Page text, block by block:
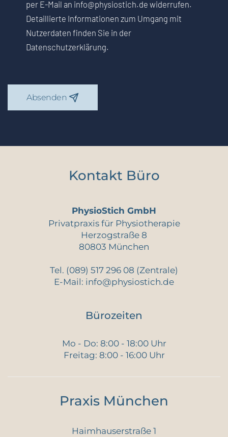
per E-Mail an info@physiostich.de widerrufen.
Detaillierte Informationen zum Umgang mit
Nutzerdaten finden Sie in der
Datenschutzerklärung.
Absenden
Kontakt Büro
PhysioStich GmbH
Privatpraxis für Physiotherapie
Herzogstraße 8
80803 München
Tel. (089) 517 296 08 (Zentrale)
E-Mail: info@physiostich.de
Bürozeiten
Mo - Do: 8:00 - 18:00 Uhr
Freitag: 8:00 - 16:00 Uhr
Praxis München
Haimhauserstraße 1